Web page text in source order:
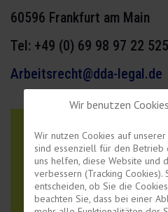
60596 Frankfurt am Main
Tel: +49 (0) 69 98 97 22 525
Arbeitsrecht@dda-legal.de
Wir benutzen Cookies
Wir nutzen Cookies auf
sind essenziell für den Betrieb
uns helfen, diese Website und
verbessern (Tracking Cookies).
entscheiden, ob Sie die
beachten Sie, dass bei einer